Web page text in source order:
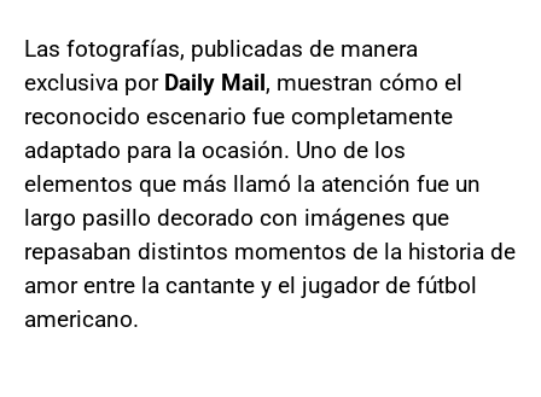
Las fotografías, publicadas de manera
exclusiva por Daily Mail, muestran cómo el
reconocido escenario fue completamente
adaptado para la ocasión. Uno de los
elementos que más llamó la atención fue un
largo pasillo decorado con imágenes que
repasaban distintos momentos de la historia de
amor entre la cantante y el jugador de fútbol
americano.